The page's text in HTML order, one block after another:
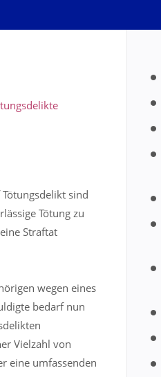
sind
Tötung zu
Straftat
wegen eines
bedarf nun
Vielzahl von
eine umfassenden